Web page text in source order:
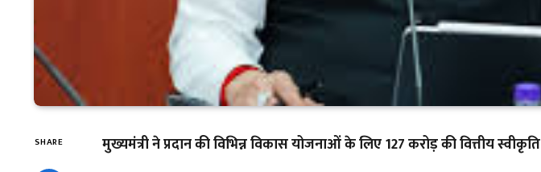
SHARE मुख्यमंत्री ने प्रदान की विभिन्न विकास योजनाओं के लिए 127 करोड़ की वित्तीय स्वीकृति